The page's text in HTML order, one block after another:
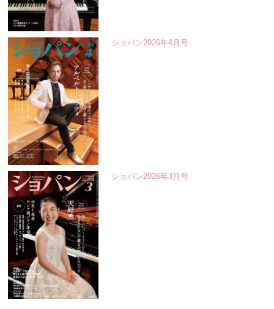
ショパン2026年4月号
ショパン2026年3月号